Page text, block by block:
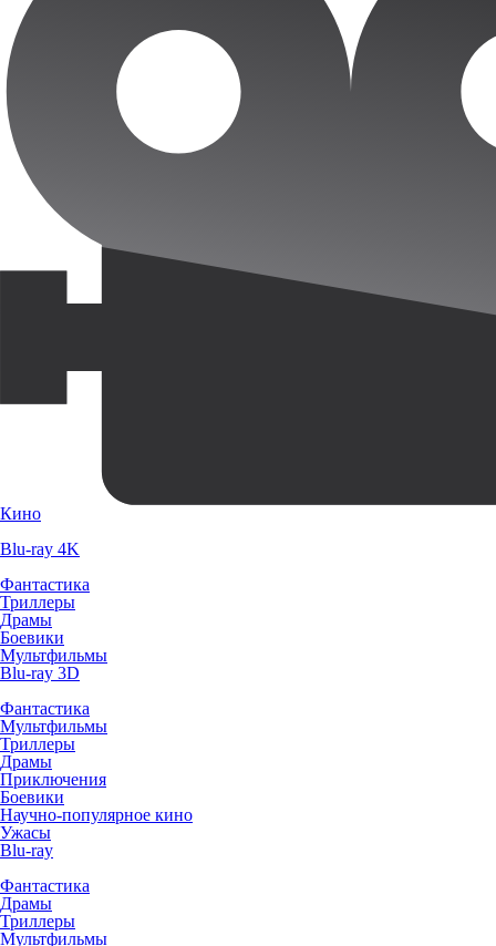
Кино
Blu-ray 4K
Фантастика
Триллеры
Драмы
Боевики
Мультфильмы
Blu-ray 3D
Фантастика
Мультфильмы
Триллеры
Драмы
Приключения
Боевики
Научно-популярное кино
Ужасы
Blu-ray
Фантастика
Драмы
Триллеры
Мультфильмы